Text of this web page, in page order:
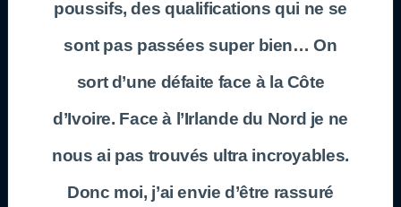
poussifs, des qualifications qui ne se
sont pas passées super bien… On
sort d’une défaite face à la Côte
d’Ivoire. Face à l’Irlande du Nord je ne
nous ai pas trouvés ultra incroyables.
Donc moi, j’ai envie d’être rassuré